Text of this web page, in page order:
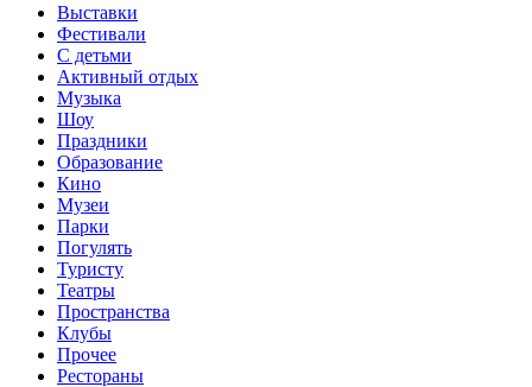
Выставки
Фестивали
С детьми
Активный отдых
Музыка
Шоу
Праздники
Образование
Кино
Музеи
Парки
Погулять
Туристу
Театры
Пространства
Клубы
Прочее
Рестораны